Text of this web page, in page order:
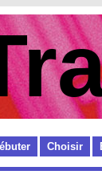
Choisir